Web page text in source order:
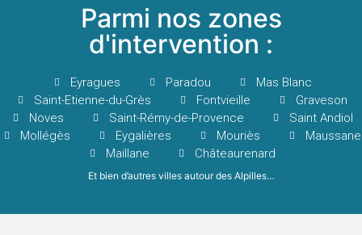
Parmi nos zones
d'intervention :
Eyragues Paradou
Mas Blanc
Saint-Etienne-du-Grès
Fontvieille
Graveson
Noves
Saint-Rémy-de-Provence
Saint Andiol
Mollégès
Eygalières Mouriès
Maussane
Maillane
Châteaurenard
Et bien d’autres villes autour des Alpilles…